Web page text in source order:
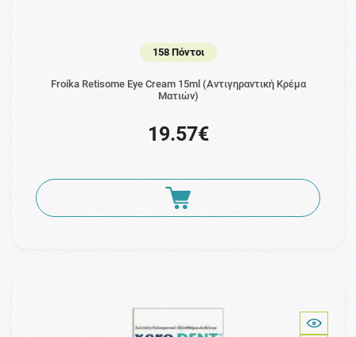
158 Πόντοι
Froika Retisome Eye Cream 15ml (Αντιγηραντική Κρέμα
Ματιών)
19.57€